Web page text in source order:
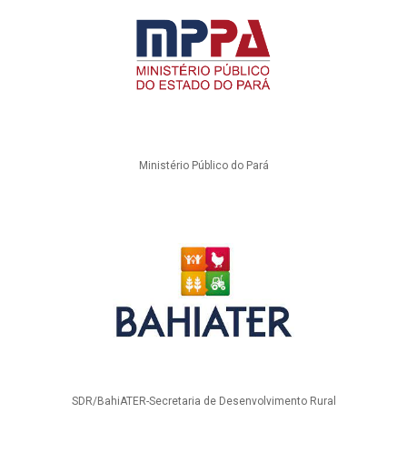
Ministério Público do Pará
SDR/BahiATER-Secretaria de Desenvolvimento Rural